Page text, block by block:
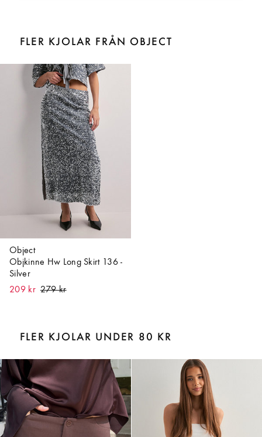
FLER KJOLAR FRÅN OBJECT
Object
Objkinne Hw Long Skirt 136 -
Silver
209 kr
FLER KJOLAR UNDER 80 KR